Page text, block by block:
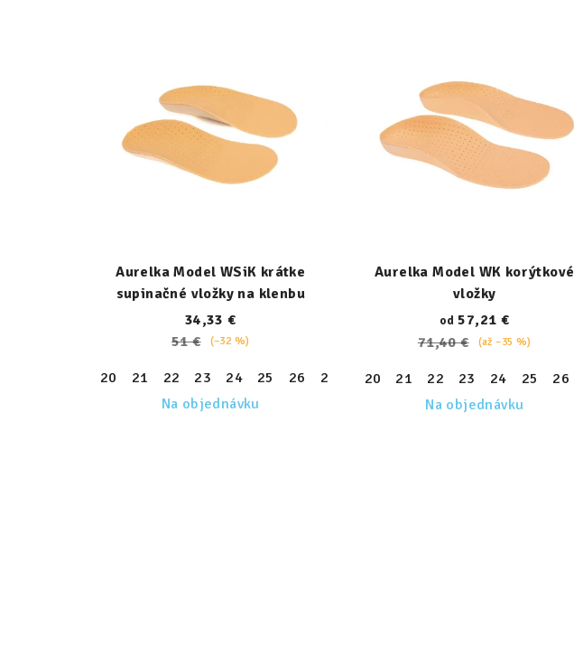
Aurelka Model WSiK krátke
supinačné vložky na klenbu
34,33 €
51 €
(–32 %)
20 21 22 23 24 25 26 27 28 29 30 31 32 33 34
Na objednávku
Aurelka Model WK korýtkové
vložky
od 57,21 €
71,40 €
(až –35 %)
20 21 22 23 24 25 26
Na objednávku